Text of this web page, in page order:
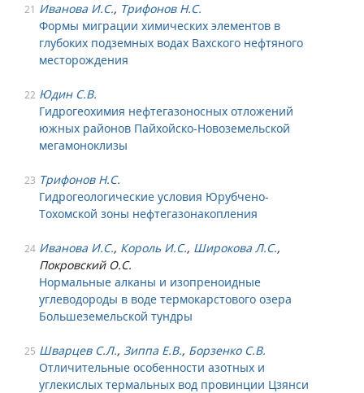
21 Иванова И.С., Трифонов Н.С.
Формы миграции химических элементов в
глубоких подземных водах Вахского нефтяного
месторождения
22 Юдин С.В.
Гидрогеохимия нефтегазоносных отложений
южных районов Пайхойско-Новоземельской
мегамоноклизы
23 Трифонов Н.С.
Гидрогеологические условия Юрубчено-
Тохомской зоны нефтегазонакопления
24 Иванова И.С., Король И.С., Широкова Л.С.,
Покровский О.С.
Нормальные алканы и изопреноидные
углеводороды в воде термокарстового озера
Большеземельской тундры
25 Шварцев С.Л., Зиппа Е.В., Борзенко С.В.
Отличительные особенности азотных и
углекислых термальных вод провинции Цзянси